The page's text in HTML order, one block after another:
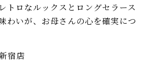
トロなルックスとロングセラース
わいが、お母さんの心を確実につ
宿店